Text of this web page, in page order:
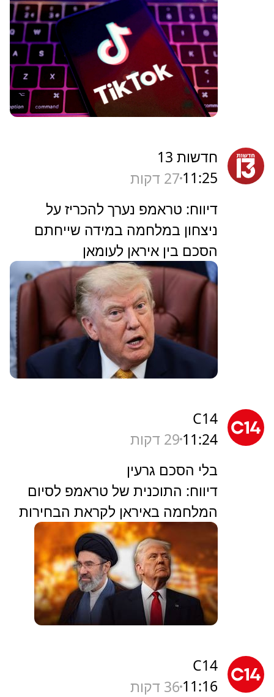
חדשות 13
11:25 27 דקות
דיווח: טראמפ נערך להכריז על
ניצחון במלחמה במידה שייחתם
הסכם בין איראן לעומאן
C14
11:24 29 דקות
בלי הסכם גרעין
דיווח: התוכנית של טראמפ לסיום
המלחמה באיראן לקראת הבחירות
C14
11:16 36 דקות